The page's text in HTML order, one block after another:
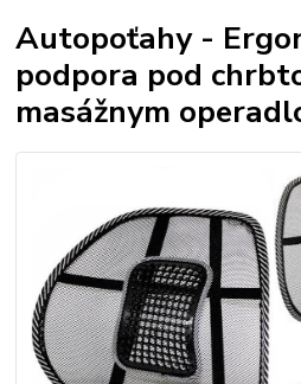
Autopoťahy -
podpora pod
masážnym